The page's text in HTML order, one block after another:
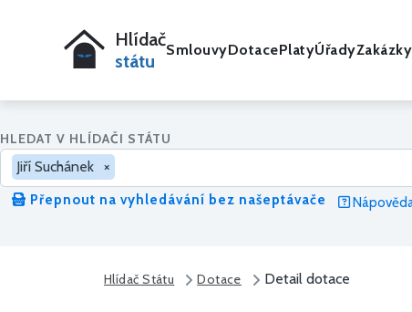
Hlídač
státu
SmlouvyDotacePlatyÚřadyZakázky
HLEDAT V HLÍDAČI STÁTU
Jiří Suchánek ×
Přepnout na vyhledávání bez našeptávače
Hlídač Státu Dotace Detail dotace